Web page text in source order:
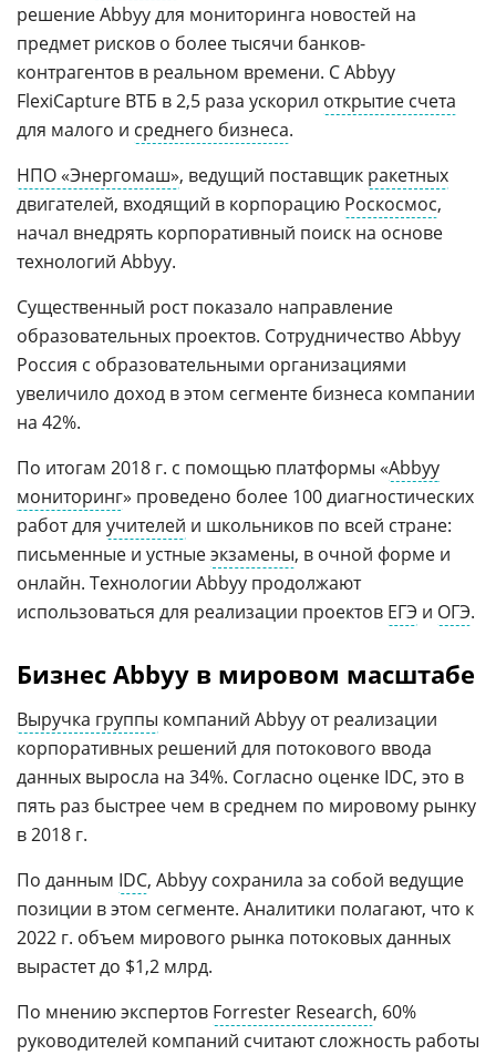
решение Abbyy для мониторинга новостей на
предмет рисков о более тысячи банков-
контрагентов в реальном времени. С Abbyy
FlexiCapture ВТБ в 2,5 раза ускорил открытие счета
для малого и среднего бизнеса.
НПО «Энергомаш», ведущий поставщик ракетных
двигателей, входящий в корпорацию Роскосмос,
начал внедрять корпоративный поиск на основе
технологий Abbyy.
Существенный рост показало направление
образовательных проектов. Сотрудничество Abbyy
Россия с образовательными организациями
увеличило доход в этом сегменте бизнеса компании
на 42%.
По итогам 2018 г. с помощью платформы «Abbyy
мониторинг» проведено более 100 диагностических
работ для учителей и школьников по всей стране:
письменные и устныеэкзамены, в очной форме и
онлайн. Технологии Abbyy продолжают
использоваться для реализации проектов ЕГЭ и ОГЭ.
Бизнес Abbyy в мировом масштабе
Выручка группы компаний Abbyy от реализации
корпоративных решений для потокового ввода
данных выросла на 34%. Согласно оценке IDC, это в
пять раз быстрее чем в среднем по мировому рынку
в 2018 г.
По данным IDC, Abbyy сохранила за собой ведущие
позиции в этом сегменте. Аналитики полагают, что к
2022 г. объем мирового рынка потоковых данных
вырастет до $1,2 млрд.
По мнению экспертов Forrester Research, 60%
руководителей компаний считают сложность работы